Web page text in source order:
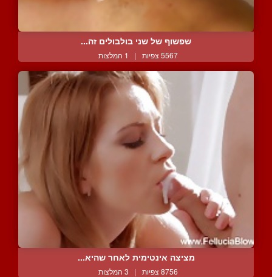
שפשוף של שני בולבולים זה...
5567 צפיות | 1 המלצות
מציצה אינטימית לאחר שהיא...
8756 צפיות | 3 המלצות